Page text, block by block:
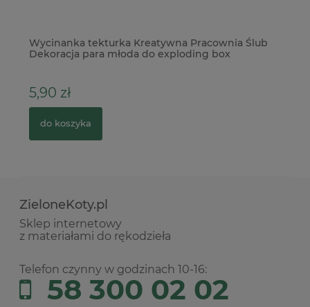
Wycinanka tekturka Kreatywna Pracownia Ślub
Dekoracja para młoda do exploding box
5,90 zł
do koszyka
ZieloneKoty.pl
Sklep internetowy
z materiałami do rękodzieła
Telefon czynny w godzinach 10-16:
58 300 02 02